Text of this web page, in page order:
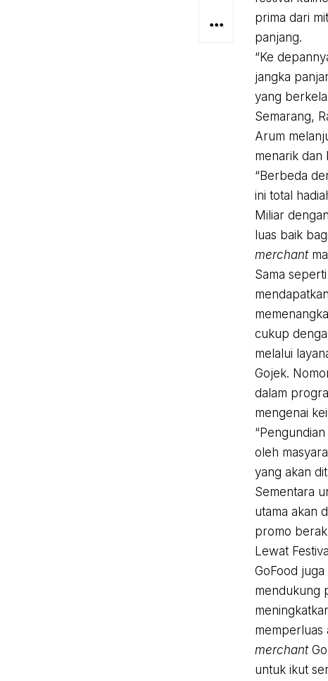
prima dari
panjang.
“Ke
jangka
yang
Semarang,
Arum
menarik dan
“Berbeda
ini total
Miliar
luas baik
merchant
Sama
cukup
melalui
Gojek.
dalam
mengenai
oleh
yang akan
Sementara
utama akan
promo
Lewat
GoFood
mendukung
memperluas
merchant
untuk ikut